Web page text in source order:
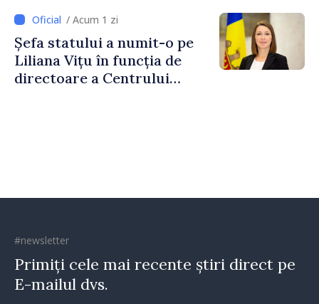
implementare a Strategiei
Naționale de Apărare
/ Acum 1 zi
Șefa statului a numit-o pe
Liliana Vițu în funcția de
directoare a Centrului
#newsletter
Primiți cele mai recente știri direct pe
E-mailul dvs.